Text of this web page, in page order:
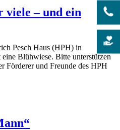
viele – und ein
Pesch Haus (HPH) in
Blühwiese. Bitte unterstützen
Förderer und Freunde des HPH